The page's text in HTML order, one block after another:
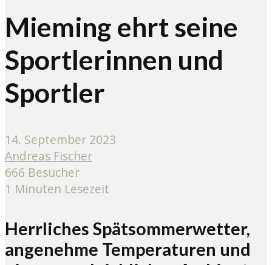
Mieming ehrt seine
Sportlerinnen und
Sportler
14. September 2023
Andreas Fischer
666 Besucher
1 Minuten Lesezeit
Herrliches Spätsommerwetter,
angenehme Temperaturen und